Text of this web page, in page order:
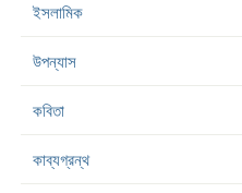
ইসলামিক
উপন্যাস
কবিতা
কাব্যগ্রন্থ